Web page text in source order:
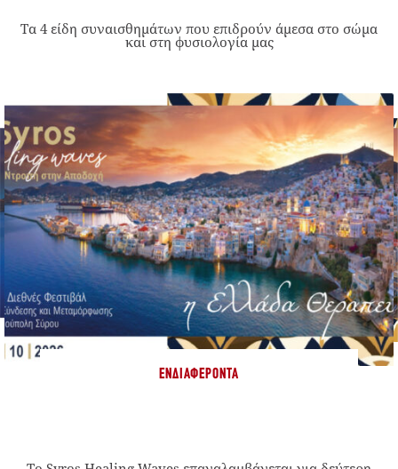
Τα 4 είδη συναισθημάτων που επιδρούν άμεσα στο σώμα
και στη φυσιολογία μας
ΕΝΔΙΑΦΈΡΟΝΤΑ